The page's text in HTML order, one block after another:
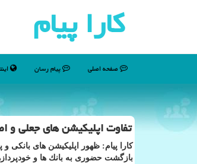
كارا پیام
صفحه اصلی پیام رسان
تفاوت اپلیكیشن های جعلی و
كارا پیام: ظهور اپلیكیشن های بانكی
بازگشت حضوری به بانك ها و